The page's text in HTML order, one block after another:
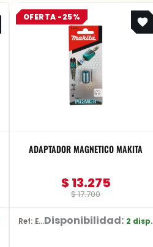
OFERTA -25%
ADAPTADOR MAGNETICO MAKITA
$17.700
Original
price
was:
$ 17.700.
$ 13.275
Current
price
is:
$ 13.275.
Ref: E-03442Disponibilidad: 2 disp.